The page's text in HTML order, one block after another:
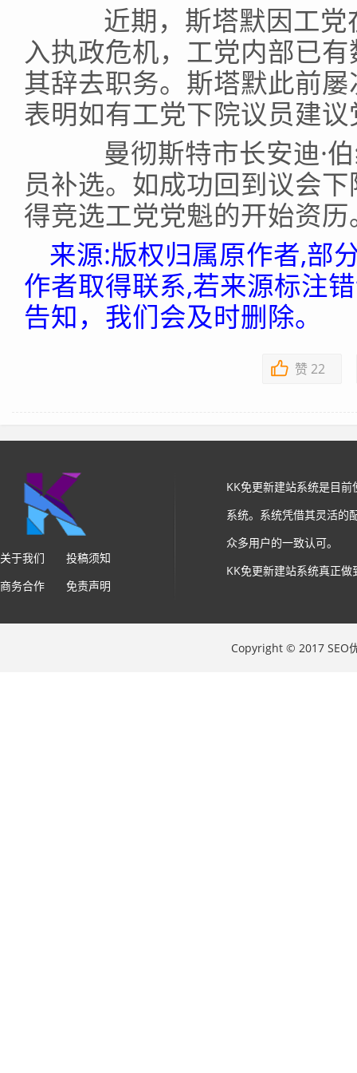
近期，斯塔默因工党
入执政危机，工党内部已
其辞去职务。斯塔默此前
表明如有工党下院议员建
曼彻斯特市长安迪·伯
员补选。如成功回到议会
得竞选工党党魁的开始资
来源:版权归属原作者,部
作者取得联系,若来源标注
告知，我们会及时删除。
赞 22
关于我们
投稿须知
商务合作
免责声明
KK免更新建站系统是目
系统。系统凭借其灵活的
众多用户的一致认可。
KK免更新建站系统真正
Copyright © 2017 SEO